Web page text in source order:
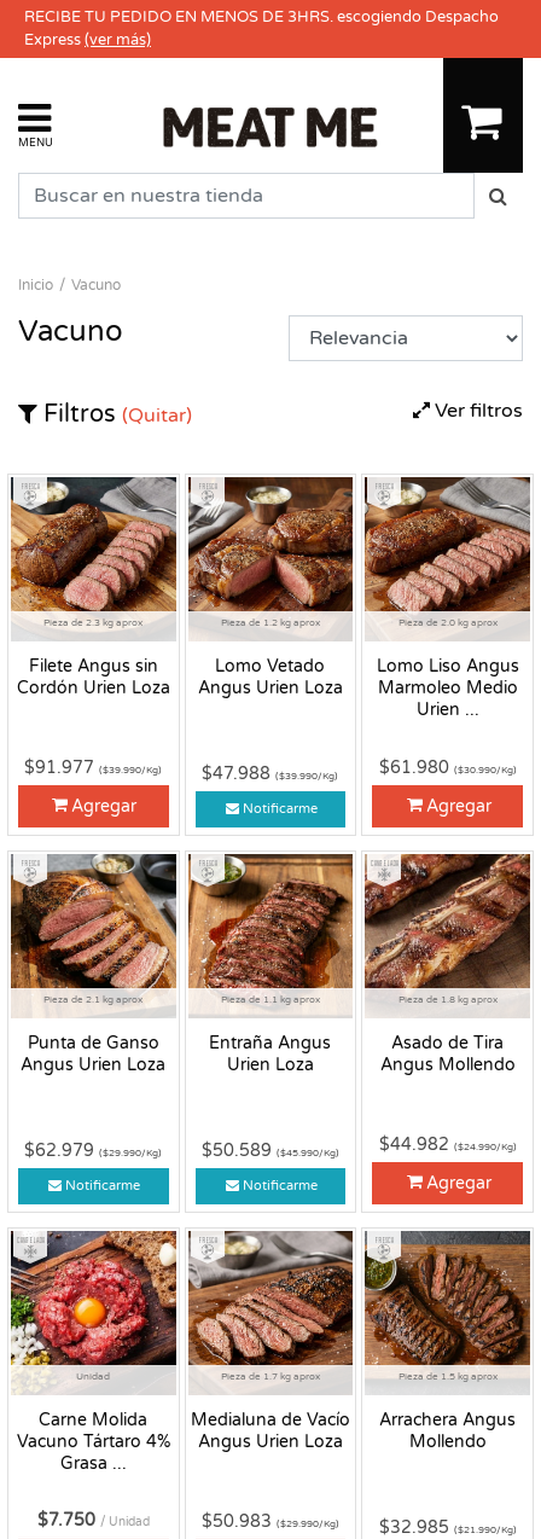
RECIBE TU PEDIDO EN MENOS DE 3HRS. escogiendo Despacho
Express(ver más)
MENU
Inicio Vacuno
Vacuno
Ver filtros
Filtros (Quitar)
Pieza de 2.3 kg aprox
Filete Angus sin
Cordón Urien Loza
Fresco
$91.977($39.990/Kg)
Agregar
Pieza de 1.2 kg aprox
Lomo Vetado
Angus Urien Loza
Fresco
$47.988($39.990/Kg)
Notificarme
Pieza de 2.0 kg aprox
Lomo Liso Angus
Marmoleo Medio
Urien ...
Fresco
$61.980 ($30.990/Kg)
Agregar
Pieza de 2.1 kg aprox
Punta de Ganso
Angus Urien Loza
Fresco
$62.979($29.990/Kg)
Notificarme
Pieza de 1.1 kg aprox
Entraña Angus
Urien Loza
Fresco
$50.589 ($45.990/Kg)
Notificarme
Pieza de 1.8 kg aprox
Asado de Tira
Angus Mollendo
Congelado
$44.982 ($24.990/Kg)
Agregar
Unidad
Carne Molida
Vacuno Tártaro 4%
Grasa ...
Congelado
$7.750 / Unidad
Pieza de 1.7 kg aprox
Medialuna de Vacío
Angus Urien Loza
Fresco
$50.983 ($29.990/Kg)
Pieza de 1.5 kg aprox
Arrachera Angus
Mollendo
Fresco
$32.985 ($21.990/Kg)